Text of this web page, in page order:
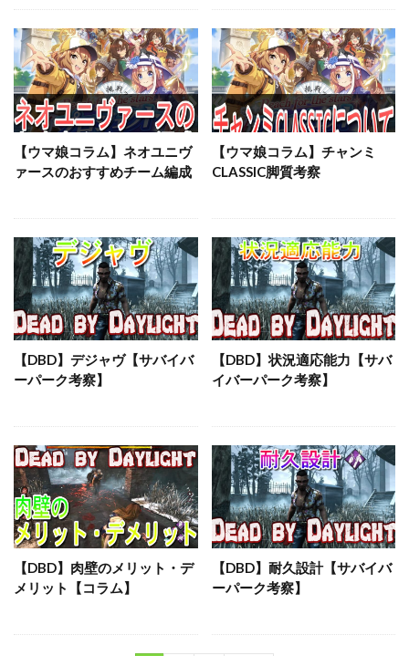
【ウマ娘コラム】ネオユニヴ
ァースのおすすめチーム編成
【ウマ娘コラム】チャンミ
CLASSIC脚質考察
【DBD】デジャヴ【サバイバ
ーパーク考察】
【DBD】状況適応能力【サバ
イバーパーク考察】
【DBD】肉壁のメリット・デ
メリット【コラム】
【DBD】耐久設計【サバイバ
ーパーク考察】